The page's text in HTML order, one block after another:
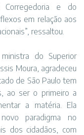
e do
em relação aos
ressaltou.
do Superior
Moura, agradeceu
de São Paulo tem
ao ser o primeiro a
a matéria. Ela
paradigma no
dos cidadãos, com